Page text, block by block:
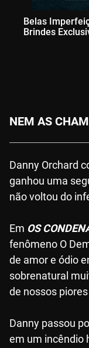
Belas
Brindes
NEM AS
Danny Orchard
ganhou uma
não voltou do
Em OS
fenômeno O
de amor e ódio
sobrenatural
de nossos
Danny passou
em um incêndio